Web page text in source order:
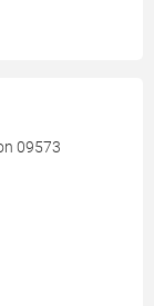
09573